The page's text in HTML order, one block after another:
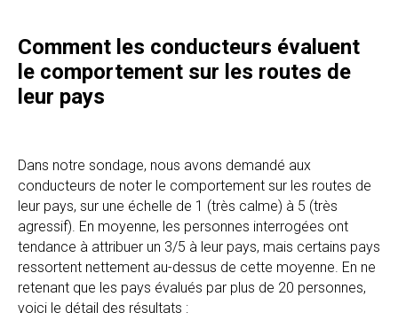
Comment les conducteurs évaluent
le comportement sur les routes de
leur pays
Dans notre sondage, nous avons demandé aux
conducteurs de noter le comportement sur les routes de
leur pays, sur une échelle de 1 (très calme) à 5 (très
agressif). En moyenne, les personnes interrogées ont
tendance à attribuer un 3/5 à leur pays, mais certains pays
ressortent nettement au-dessus de cette moyenne. En ne
retenant que les pays évalués par plus de 20 personnes,
voici le détail des résultats :